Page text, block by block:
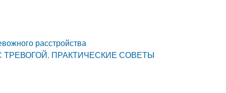
расстройства
С ТРЕВОГОЙ. ПРАКТИЧЕСКИЕ СОВЕТЫ